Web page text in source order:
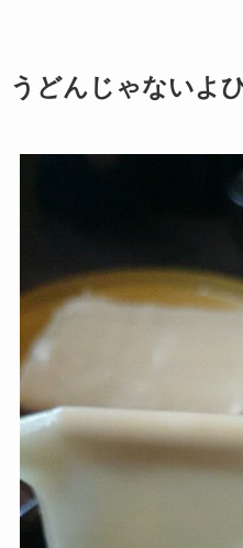
うどんじゃないよ